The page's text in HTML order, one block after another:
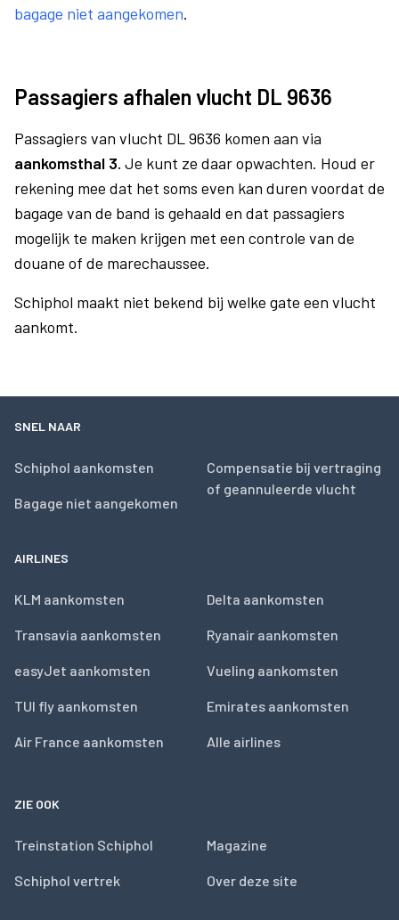
bagage niet aangekomen.
Passagiers afhalen vlucht DL 9636
Passagiers van vlucht DL 9636 komen aan via
aankomsthal 3. Je kunt ze daar opwachten. Houd er
rekening mee dat het soms even kan duren voordat de
bagage van de band is gehaald en dat passagiers
mogelijk te maken krijgen met een controle van de
douane of de marechaussee.
Schiphol maakt niet bekend bij welke gate een vlucht
aankomt.
SNEL NAAR
Schiphol aankomsten
Bagage niet aangekomen
Compensatie bij vertraging
of geannuleerde vlucht
AIRLINES
KLM aankomsten
Transavia aankomsten
easyJet aankomsten
TUI fly aankomsten
Air France aankomsten
Delta aankomsten
Ryanair aankomsten
Vueling aankomsten
Emirates aankomsten
Alle airlines
ZIE OOK
Treinstation Schiphol
Schiphol vertrek
Magazine
Over deze site